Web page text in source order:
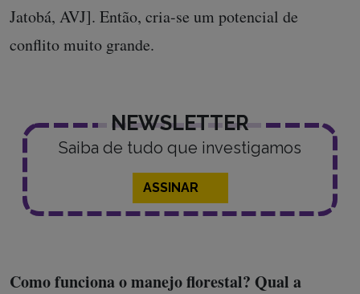
Jatobá, AVJ]. Então, cria-se um potencial de
conflito muito grande.
NEWSLETTER
Saiba de tudo que investigamos
ASSINAR
Como funciona o manejo florestal? Qual a